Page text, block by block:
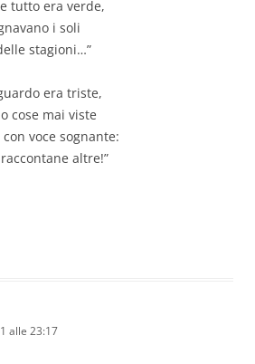
tutto era verde,
i soli
stagioni…”
era triste,
cose mai viste
voce sognante:
altre!”
alle 23:17